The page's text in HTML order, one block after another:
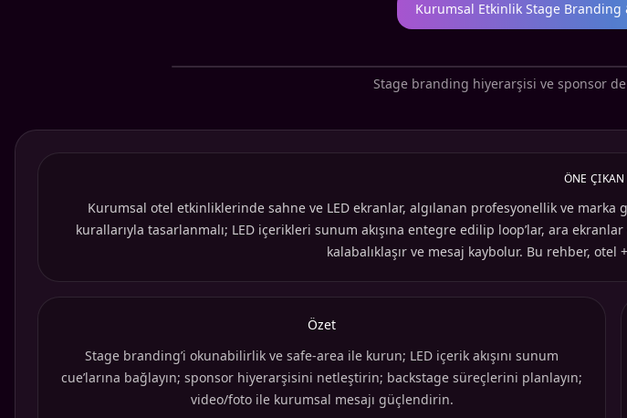
Kurumsal Etkinlik Stage Branding
Stage branding hiyerarşisi ve sponsor
ÖNE ÇIKAN
Kurumsal otel etkinliklerinde sahne ve LED ekranlar, algılanan profesyonellik ve
kurallarıyla tasarlanmalı; LED içerikleri sunum akışına entegre edilip loop’lar, ara
kalabalıklaşır ve mesaj kaybolur. Bu rehber,
Özet
Stage branding’i okunabilirlik ve safe-area ile kurun; LED içerik akışını sunum
cue’larına bağlayın; sponsor hiyerarşisini netleştirin; backstage süreçlerini planlayın;
video/foto ile kurumsal mesajı güçlendirin.